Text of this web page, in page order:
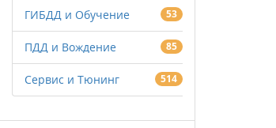
ГИБДД и Обучение 53
ПДД и Вождение 85
Сервис и Тюнинг 514